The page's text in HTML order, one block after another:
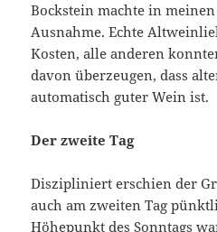
Bockstein machte in
Ausnahme. Echte
Kosten, alle anderen
davon überzeugen, dass
automatisch guter Wein ist.
Der zweite Tag
Diszipliniert erschien der
auch am zweiten Tag
Höhepunkt des Sonntags